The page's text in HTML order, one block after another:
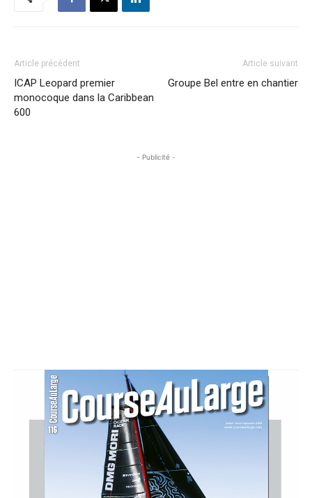
Article précédent
ICAP Leopard premier
monocoque dans la Caribbean
600
Article suivant
Groupe Bel entre en chantier
- Publicité -